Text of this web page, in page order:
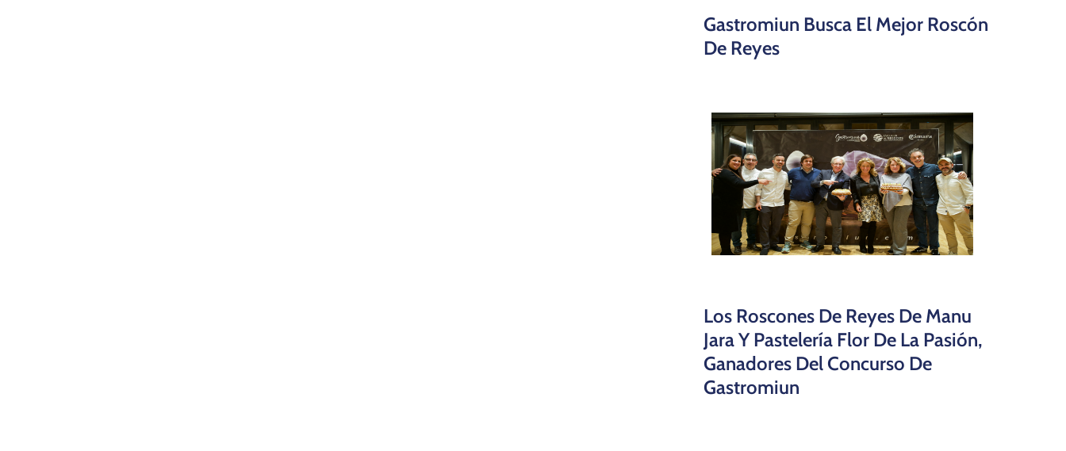
Gastromiun Busca El Mejor Roscón
De Reyes
Los Roscones De Reyes De Manu
Jara Y Pastelería Flor De La Pasión,
Ganadores Del Concurso De
Gastromiun